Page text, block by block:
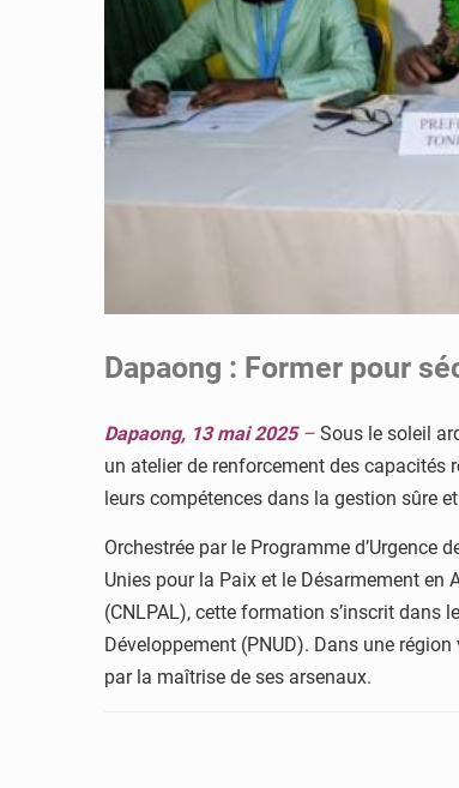
Dapaong : Former pour
Dapaong, 13 mai 2025– Sous le soleil
un atelier de renforcement des capacités
leurs compétences dans la gestion sûre
Orchestrée par le Programme d’Urgence
Unies pour la Paix et le Désarmement en
(CNLPAL), cette formation s’inscrit dans
Développement (PNUD). Dans une
par la maîtrise de ses arsenaux.